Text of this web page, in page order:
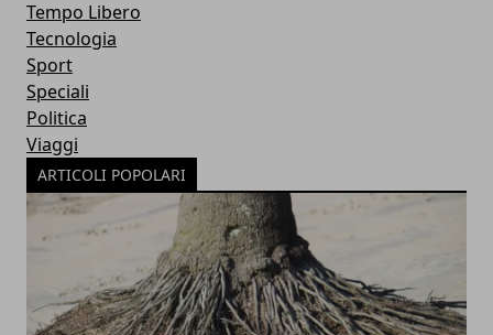
Tempo Libero
Tecnologia
Sport
Speciali
Politica
Viaggi
ARTICOLI POPOLARI